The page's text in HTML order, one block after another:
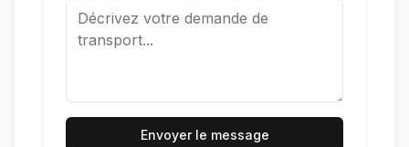
Envoyer le message